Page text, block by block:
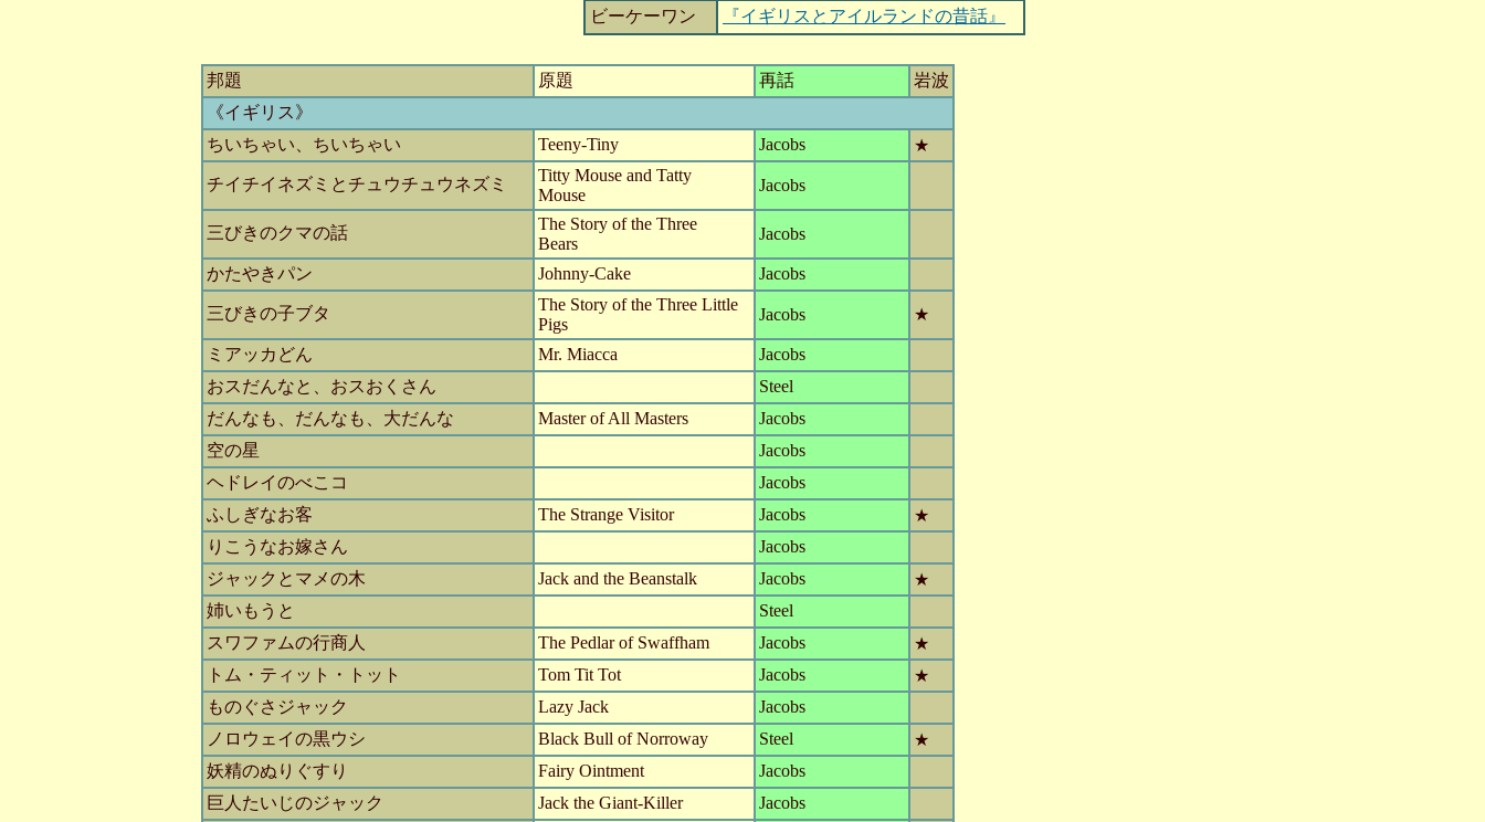
ビーケーワン
『イギリスとアイルランドの昔話』
邦題 原題 再話
岩波
《イギリス》
ちいちゃい、ちいちゃい
Teeny-Tiny Jacobs ★
チイチイネズミとチュウチュウネズミ
Titty Mouse and Tatty
Mouse
Jacobs
三びきのクマの話
The Story of the Three
Bears
Jacobs
かたやきパン Johnny-Cake Jacobs
三びきの子ブタ
The Story of the Three Little
Pigs
Jacobs ★
ミアッカどん Mr. Miacca
Jacobs
おスだんなと、おスおくさん
Steel
だんなも、だんなも、大だんな
Master of All Masters
Jacobs
空の星
Jacobs
ヘドレイのべこコ
Jacobs
ふしぎなお客
The Strange Visitor Jacobs
★
りこうなお嫁さん
Jacobs
ジャックとマメの木
Jack and the Beanstalk Jacobs
★
姉いもうと
Steel
スワファムの行商人
The Pedlar of Swaffham Jacobs
★
トム・ティット・トット
Tom Tit Tot Jacobs
★
ものぐさジャック
Lazy Jack
Jacobs
ノロウェイの黒ウシ
Black Bull of Norroway Steel
★
妖精のぬりぐすり
Fairy Ointment
Jacobs
巨人たいじのジャック
Jack the Giant-Killer
Jacobs